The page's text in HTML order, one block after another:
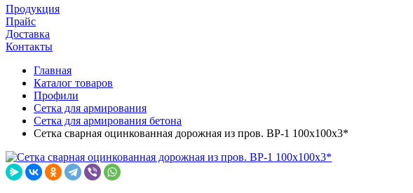
Продукция
Прайс
Доставка
Контакты
Главная
Каталог товаров
Профили
Сетка для армирования
Сетка для армирования бетона
Сетка сварная оцинкованная дорожная из пров. ВР-1 100х100х3*